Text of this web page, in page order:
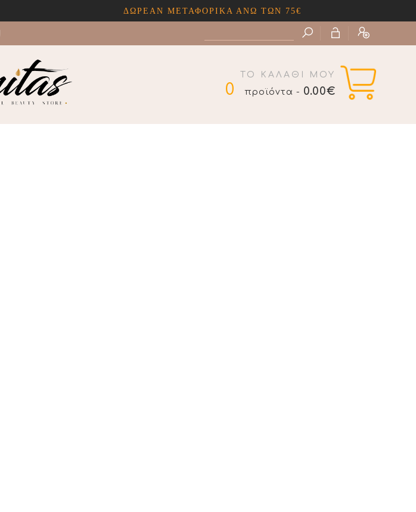
ΔΩΡΕΑΝ ΜΕΤΑΦΟΡΙΚΑ ΑΝΩ ΤΩΝ 75€
ΤΟ ΚΑΛΑΘΙ ΜΟΥ
0 προϊόντα - 0.00€